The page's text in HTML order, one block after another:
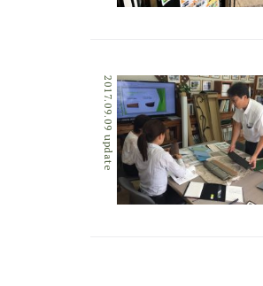
2017.09.09 update